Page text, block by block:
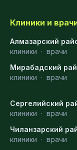
Клиники и
Алмазарский
клиники · врачи
Мирабадский
клиники · врачи
Сергелийский
клиники · врачи
Чиланзарский
клиники · врачи